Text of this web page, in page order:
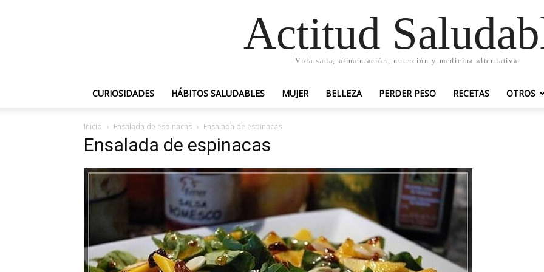
Actitud
Vida sana, alimentación, nutrición y medicina alternativa.
CURIOSIDADES HÁBITOS SALUDABLES MUJER BELLEZA PERDER PESO RECETAS OTROS
Inicio Ensalada de espinacas Ensalada de espinacas
Ensalada de espinacas